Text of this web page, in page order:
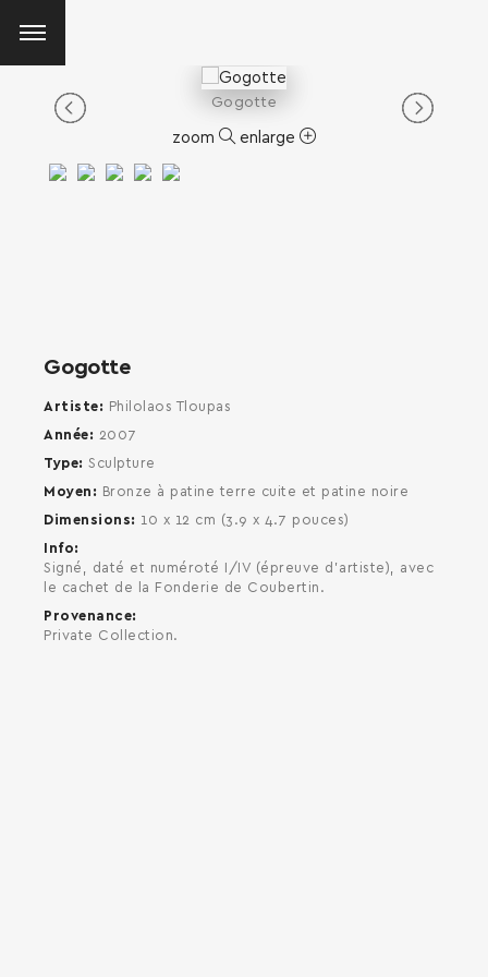
Gogotte
zoom enlarge
Gogotte
Artiste
Philolaos Tloupas
Année
2007
Type
Sculpture
Moyen
Bronze à patine terre cuite et patine noire
Dimensions
10 x 12 cm (3.9 x 4.7 pouces)
Info
Signé, daté et numéroté I/IV (épreuve d’artiste), avec
le cachet de la Fonderie de Coubertin.
Provenance
Private Collection.